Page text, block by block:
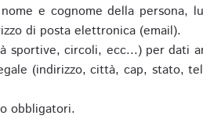
e cognome della persona,
di posta elettronica (email).
sportive, circoli, ecc...) per dati
(indirizzo, città, cap, stato,
obbligatori.